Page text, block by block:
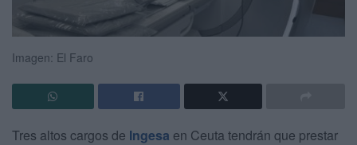
Imagen: El Faro
Tres altos cargos de Ingesa en Ceuta tendrán que prestar